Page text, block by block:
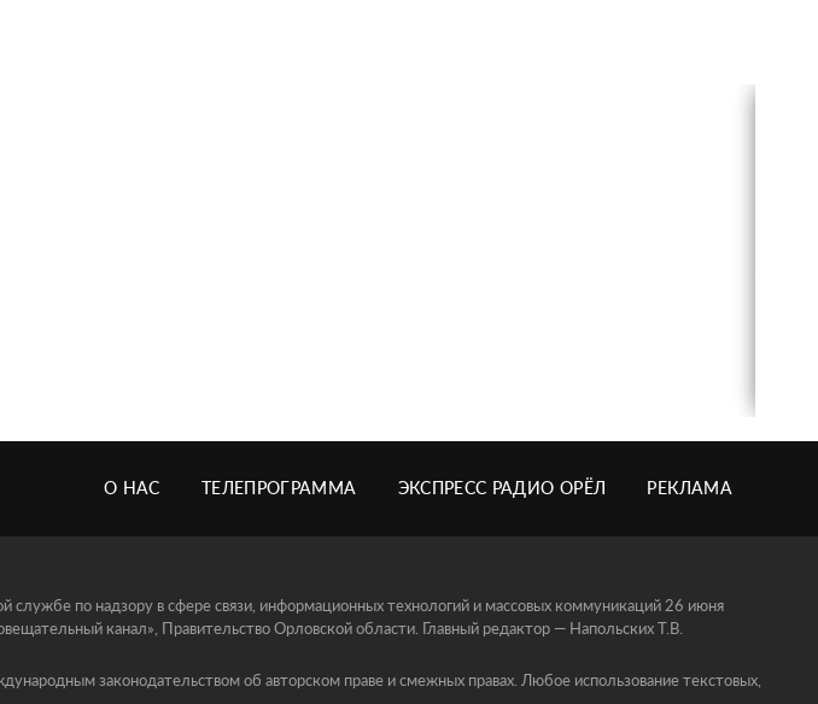
О НАС ТЕЛЕПРОГРАММА ЭКСПРЕСС РАДИО ОРЁЛ РЕКЛАМА
по надзору в сфере связи, информационных технологий и массовых коммуникаций 26 июня
канал», Правительство Орловской области. Главный редактор — Напольских Т.В.
законодательством об авторском праве и смежных правах. Любое использование текстовых,